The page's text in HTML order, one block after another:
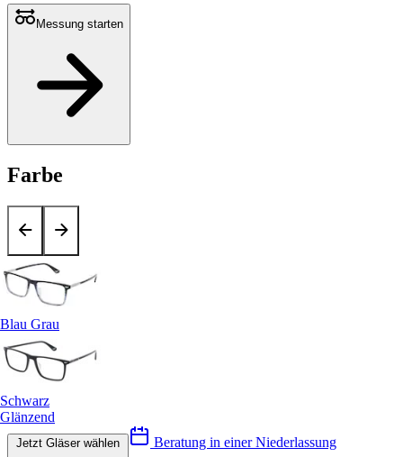
Messung starten
Farbe
Blau Grau
Schwarz
Glänzend
Beratung in einer Niederlassung